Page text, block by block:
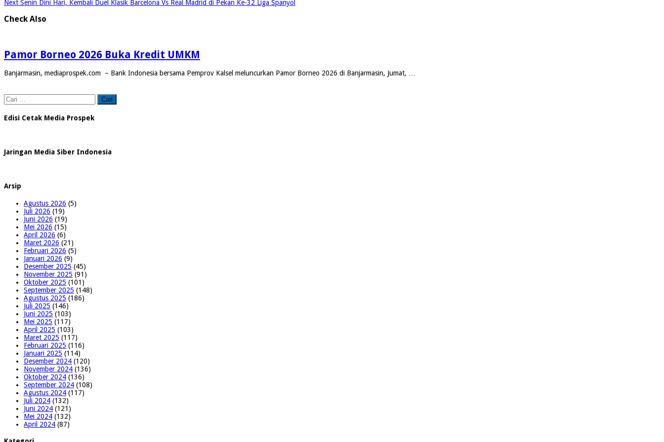
Next Senin Dini Hari, Kembali Duel Klasik Barcelona Vs Real Madrid di Pekan Ke-32 Liga Spanyol
Check Also
Pamor Borneo 2026 Buka Kredit UMKM
Banjarmasin, mediaprospek.com – Bank Indonesia bersama Pemprov Kalsel meluncurkan Pamor Borneo 2026 di Banjarmasin, Jumat, …
Cari
untuk:
Edisi Cetak Media Prospek
Jaringan Media Siber Indonesia
Arsip
Agustus 2026 (5)
Juli 2026 (19)
Juni 2026 (19)
Mei 2026 (15)
April 2026 (6)
Maret 2026 (21)
Februari 2026 (5)
Januari 2026 (9)
Desember 2025 (45)
November 2025 (91)
Oktober 2025 (101)
September 2025 (148)
Agustus 2025 (186)
Juli 2025 (146)
Juni 2025 (103)
Mei 2025 (117)
April 2025 (103)
Maret 2025 (117)
Februari 2025 (116)
Januari 2025 (114)
Desember 2024 (120)
November 2024 (136)
Oktober 2024 (136)
September 2024 (108)
Agustus 2024 (117)
Juli 2024 (132)
Juni 2024 (121)
Mei 2024 (132)
April 2024 (87)